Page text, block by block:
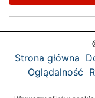
Strona główna
Oglądalność